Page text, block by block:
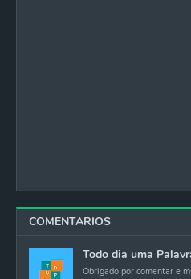
COMENTARIOS
Todo dia uma
Obrigado por comentar e